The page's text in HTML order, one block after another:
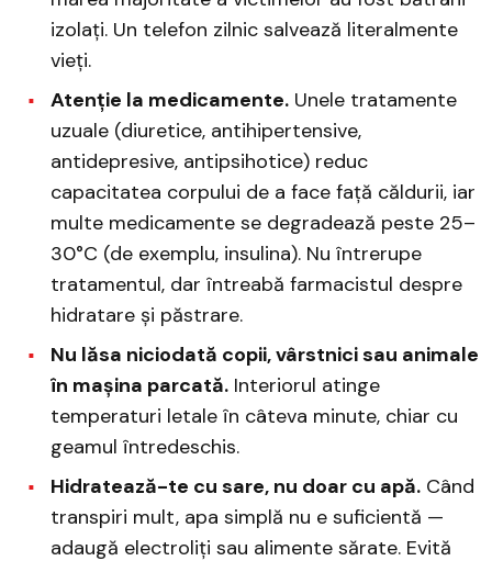
izolați. Un telefon zilnic salvează literalmente
vieți.
Atenție la medicamente. Unele tratamente
uzuale (diuretice, antihipertensive,
antidepresive, antipsihotice) reduc
capacitatea corpului de a face față căldurii, iar
multe medicamente se degradează peste 25–
30°C (de exemplu, insulina). Nu întrerupe
tratamentul, dar întreabă farmacistul despre
hidratare și păstrare.
Nu lăsa niciodată copii, vârstnici sau animale
în mașina parcată. Interiorul atinge
temperaturi letale în câteva minute, chiar cu
geamul întredeschis.
Hidratează-te cu sare, nu doar cu apă. Când
transpiri mult, apa simplă nu e suficientă —
adaugă electroliți sau alimente sărate. Evită